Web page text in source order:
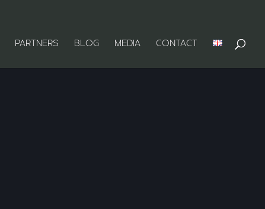
PARTNERS BLOG MEDIA CONTACT